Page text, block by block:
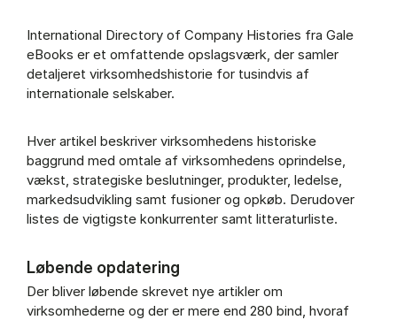
International Directory of Company Histories fra Gale
eBooks er et omfattende opslagsværk, der samler
detaljeret virksomhedshistorie for tusindvis af
internationale selskaber.
Hver artikel beskriver virksomhedens historiske
baggrund med omtale af virksomhedens oprindelse,
vækst, strategiske beslutninger, produkter, ledelse,
markedsudvikling samt fusioner og opkøb. Derudover
listes de vigtigste konkurrenter samt litteraturliste.
Løbende opdatering
Der bliver løbende skrevet nye artikler om
virksomhederne og der er mere end 280 bind, hvoraf